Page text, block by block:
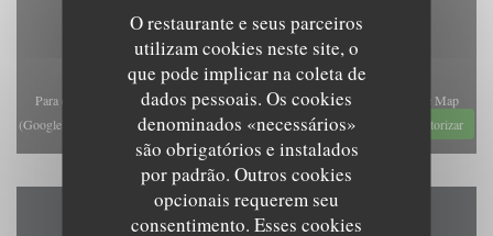
O restaurante e seus parceiros
utilizam cookies neste site, o
que pode implicar na coleta de
dados pessoais. Os cookies
denominados «necessários»
são obrigatórios e instalados
por padrão. Outros cookies
opcionais requerem seu
consentimento. Esses cookies
Para exibir o mapa interativo do Waze, você deve aceitar os cookies do Waze Map
(Google). Esses cookies podem coletar dados de navegação e localização.
Autorizar